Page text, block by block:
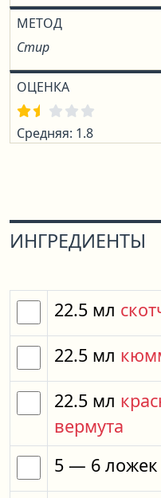
МЕТОД
Стир
ОЦЕНКА
Средняя: 1.8
ИНГРЕДИЕНТЫ
22.5 мл
22.5 мл
22.5 мл
вермута
5 — 6 ложек